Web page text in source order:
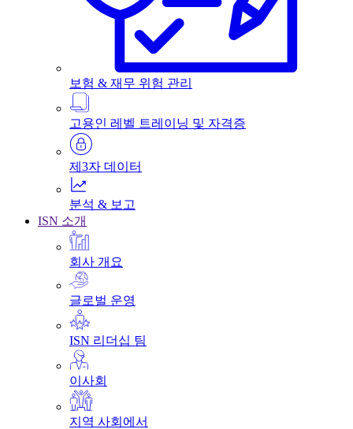
보험 & 재무 위험 관리
고용인 레벨 트레이닝 및 자격증
제3자 데이터
분석 & 보고
ISN 소개
회사 개요
글로벌 운영
ISN 리더십 팀
이사회
지역 사회에서